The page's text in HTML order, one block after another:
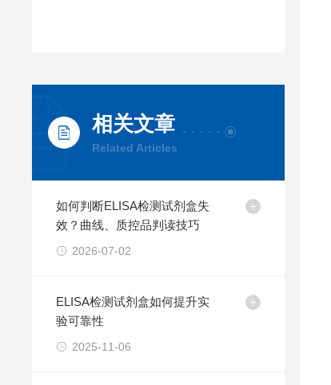
相关文章
Related Articles
如何判断ELISA检测试剂盒失
效？曲线、质控品判读技巧
2026-07-02
ELISA检测试剂盒如何提升实
验可靠性
2025-11-06